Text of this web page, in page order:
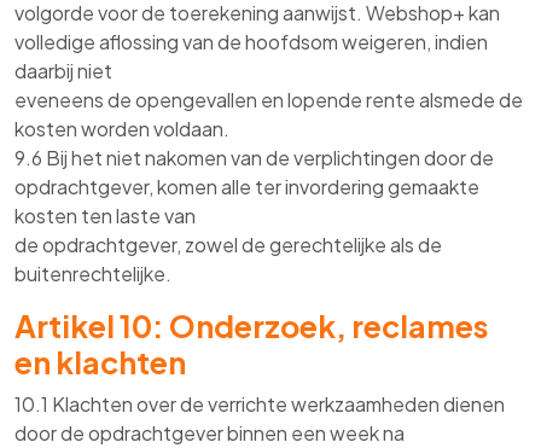
volgorde voor de toerekening aanwijst. Webshop+ kan
volledige aflossing van de hoofdsom weigeren, indien
daarbij niet
eveneens de opengevallen en lopende rente alsmede de
kosten worden voldaan.
9.6 Bij het niet nakomen van de verplichtingen door de
opdrachtgever, komen alle ter invordering gemaakte
kosten ten laste van
de opdrachtgever, zowel de gerechtelijke als de
buitenrechtelijke.
Artikel 10: Onderzoek, reclames
en klachten
10.1 Klachten over de verrichte werkzaamheden dienen
door de opdrachtgever binnen een week na